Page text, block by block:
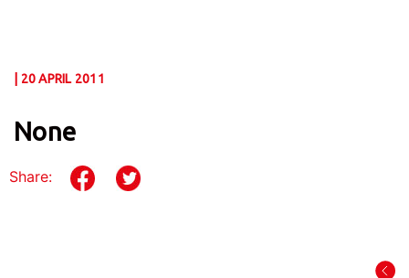
| 20 APRIL 2011
None
Share: